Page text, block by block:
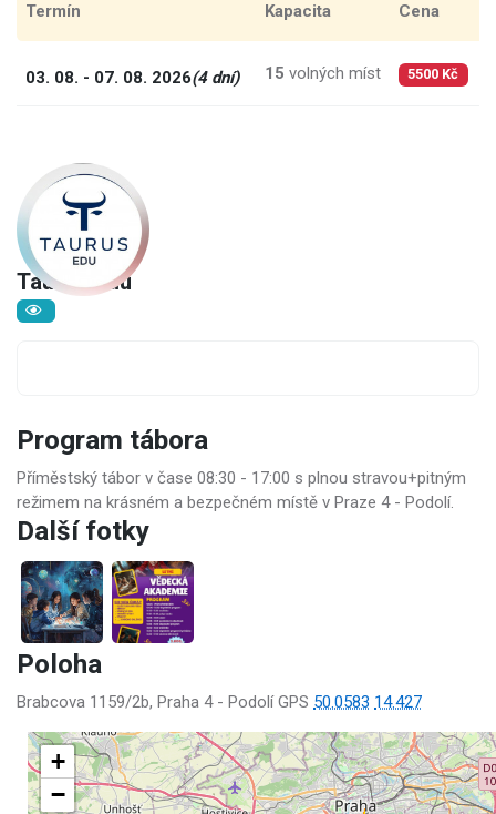
Taurus Edu
Termín Kapacita Cena
03. 08. - 07. 08. 2026(4 dní) 15 volných míst 5500 Kč
Program tábora
Příměstský tábor v čase 08:30 - 17:00 s plnou stravou+pitným
režimem na krásném a bezpečném místě v Praze 4 - Podolí.
Další fotky
Poloha
Brabcova 1159/2b, Praha 4 - Podolí GPS 50.0583 14.427
+
−